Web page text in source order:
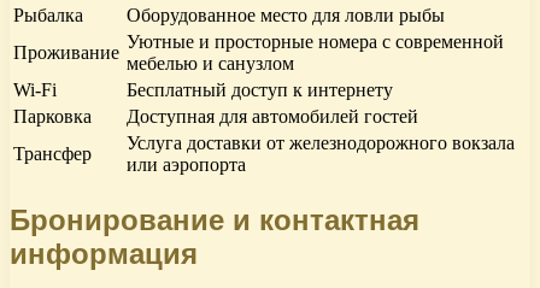
Рыбалка
Оборудованное место для ловли рыбы
Проживание
Уютные и просторные номера с современной
мебелью и санузлом
Wi-Fi
Бесплатный доступ к интернету
Парковка
Доступная для автомобилей гостей
Трансфер
Услуга доставки от железнодорожного вокзала
или аэропорта
Бронирование и контактная
информация